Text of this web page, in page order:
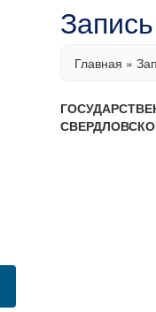
Главная »